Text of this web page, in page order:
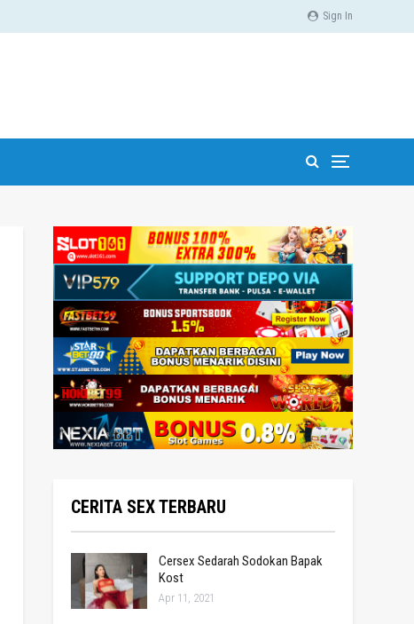
Sign In
CERITA SEX TERBARU
Cersex Sedarah Sodokan Bapak
Kost
Apr 11, 2021